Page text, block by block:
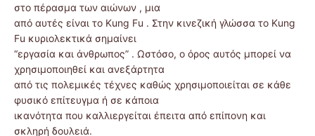
στο πέρασμα των αιώνων , μια
από αυτές είναι το Kung Fu . Στην κινεζική γλώσσα το Kung
Fu κυριολεκτικά σημαίνει
“εργασία και άνθρωπος” . Ωστόσο, ο όρος αυτός μπορεί να
χρησιμοποιηθεί και ανεξάρτητα
από τις πολεμικές τέχνες καθώς χρησιμοποιείται σε κάθε
φυσικό επίτευγμα ή σε κάποια
ικανότητα που καλλιεργείται έπειτα από επίπονη και
σκληρή δουλειά.